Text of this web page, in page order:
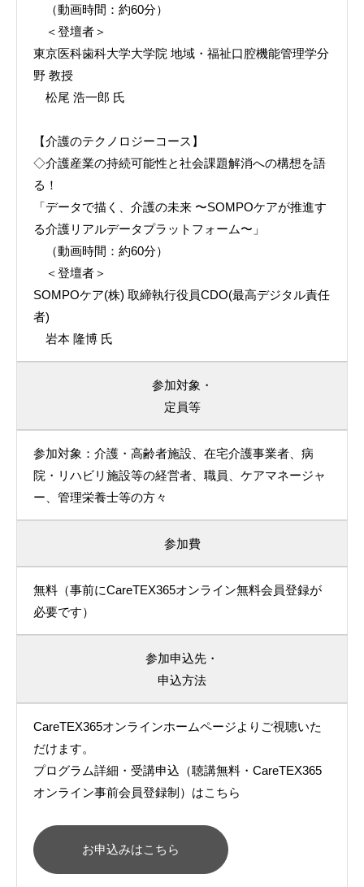
（動画時間：約60分）
＜登壇者＞
東京医科歯科大学大学院 地域・福祉口腔機能管理学分
野 教授
松尾 浩一郎 氏
【介護のテクノロジーコース】
◇介護産業の持続可能性と社会課題解消への構想を語
る！
「データで描く、介護の未来 〜SOMPOケアが推進す
る介護リアルデータプラットフォーム〜」
（動画時間：約60分）
＜登壇者＞
SOMPOケア(株) 取締執行役員CDO(最高デジタル責任
者)
岩本 隆博 氏
参加対象・
定員等
参加対象：介護・高齢者施設、在宅介護事業者、病
院・リハビリ施設等の経営者、職員、ケアマネージャ
ー、管理栄養士等の方々
参加費
無料（事前にCareTEX365オンライン無料会員登録が
必要です）
参加申込先・
申込方法
CareTEX365オンラインホームページよりご視聴いた
だけます。
プログラム詳細・受講申込（聴講無料・CareTEX365
オンライン事前会員登録制）はこちら
お申込みはこちら